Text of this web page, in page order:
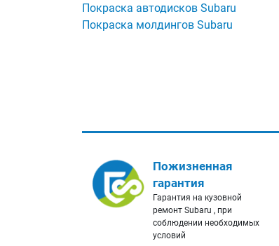
Покраска автодисков Subaru
Покраска молдингов Subaru
Пожизненная
гарантия
Гарантия на кузовной
ремонт Subaru , при
соблюдении необходимых
условий